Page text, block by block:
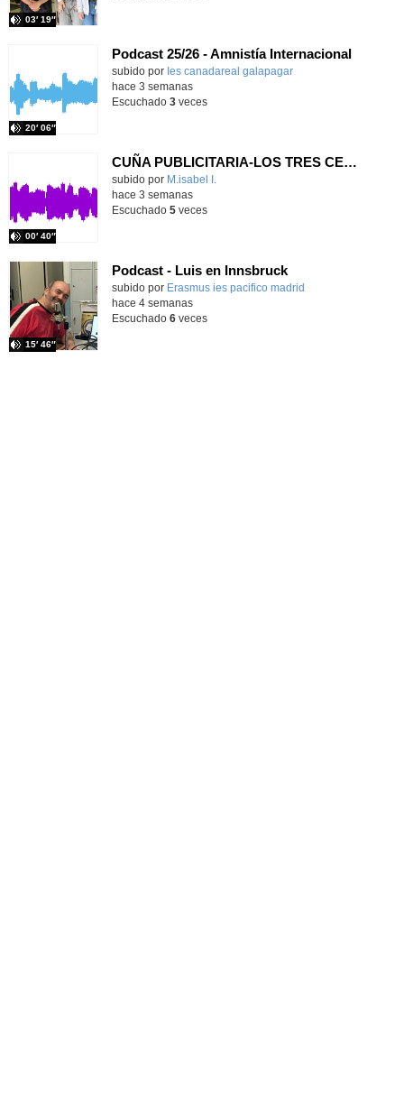
03′ 19″
Podcast 25/26 - Amnistía Internacional
subido por Ies canadareal galapagar
20′ 06″
-
hace 3 semanas
Escuchado 3veces
CUÑA PUBLICITARIA-LOS TRES CERDITOS
Contenido educativo.
subido por M.isabel I.
00′ 40″
hace 3 semanas
Escuchado 5veces
Podcast - Luis en Innsbruck
subido por Erasmus ies pacifico madrid
15′ 46″
hace 4 semanas
Escuchado 6veces